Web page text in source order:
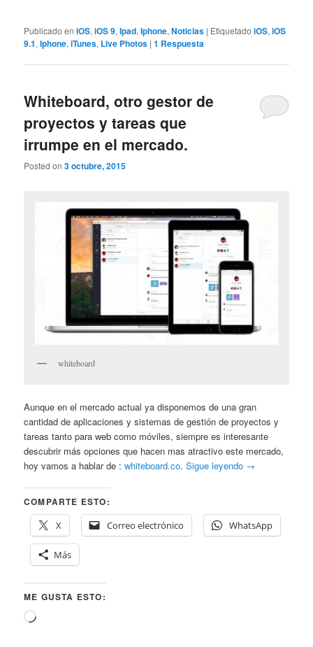
Publicado en iOS,iOS 9,Ipad,Iphone,Noticias | Etiquetado iOS,iOS
9.1,Iphone,iTunes, Live Photos |1 Respuesta
Whiteboard, otro gestor de
proyectos y tareas que
irrumpe en el mercado.
Posted on3 octubre, 2015
whiteboard
Aunque en el mercado actual ya disponemos de una gran
cantidad de aplicaciones y sistemas de gestión de proyectos y
tareas tanto para web como móviles, siempre es interesante
descubrir más opciones que hacen mas atractivo este mercado,
hoy vamos a hablar de :whiteboard.co.Sigue leyendo →
COMPARTE ESTO:
X
Correo electrónico WhatsApp
Más
ME GUSTA ESTO:
Cargando...